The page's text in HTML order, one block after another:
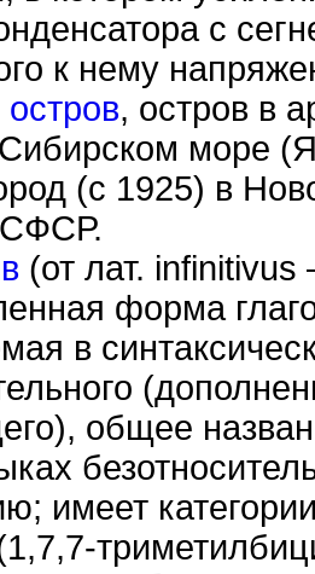
с
к нему
, остров в
Сибирском море
(с 1925) в
(от лат.
форма
в
общее
имеет